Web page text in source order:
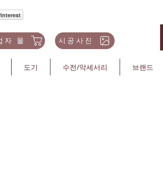
자 몰 시공사진
도기 수전/악세서리 브랜드